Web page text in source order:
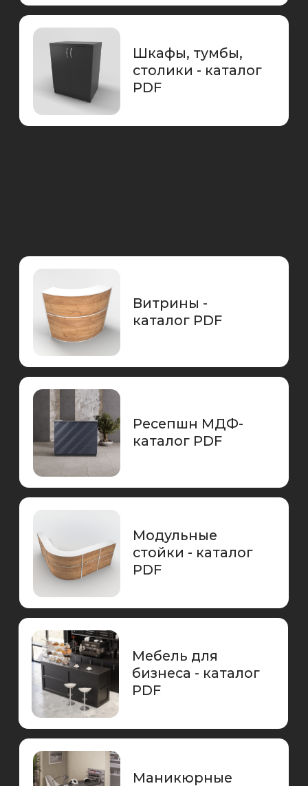
Мебель для
бизнеса - каталог
PDF
Маникюрные
столы - каталог
МЕБЕЛЬ ДЛЯ СОВРЕМЕННЫХ
КОМПАНИЙ: ОПТИМАЛЬНЫЕ И
КОМПЛЕКСНЫЕ РЕШЕНИЯ
изготовлении высококачественной мебели
для бизнеса. Мы ориентируемся на
предлагая элегантный дизайн и
Наше основное преимущество — скорость.
Мы понимаем, насколько важно для вас
оперативно обустроить рабочее
пространство и зону ресепшн, поэтому
обеспечиваем сборку и отправку заказа в
течение 1-3 дней. Быстрая отправка по всей
России позволяет вам получить заказ в
кратчайшие сроки, независимо от вашего
Каждый элемент мебели от Re-Seption
проходит строгий контроль качества,
чтобы соответствовать высоким стандартам
и удовлетворять требования самых
взыскательных клиентов. Мы стремимся
сделать ваш офис функциональным и
комфортным, повышая его престиж.
Re-Seption — это сочетание стиля,
практичности и оперативности.
Оптимальные и комплексные решения.